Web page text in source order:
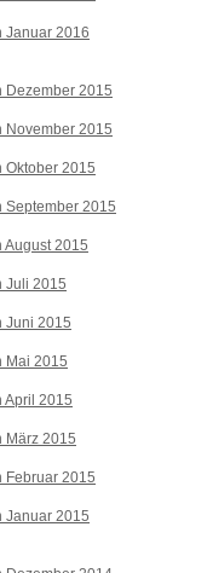
Januar 2016
Dezember 2015
November 2015
Oktober 2015
September 2015
August 2015
Juli 2015
Juni 2015
Mai 2015
April 2015
März 2015
Februar 2015
Januar 2015